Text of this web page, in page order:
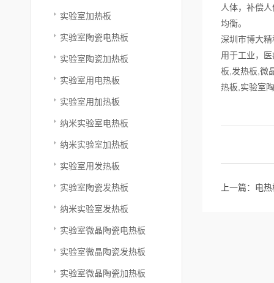
实验室加热板
实验室陶瓷电热板
实验室陶瓷加热板
实验室用电热板
实验室用加热板
纳米实验室电热板
纳米实验室加热板
实验室用发热板
实验室陶瓷发热板
纳米实验室发热板
实验室微晶陶瓷电热板
实验室微晶陶瓷发热板
实验室微晶陶瓷加热板
人体，补偿
均衡。
深圳市博大
用于工业，
板,发热板,微
热板,实验室
上一篇： 电